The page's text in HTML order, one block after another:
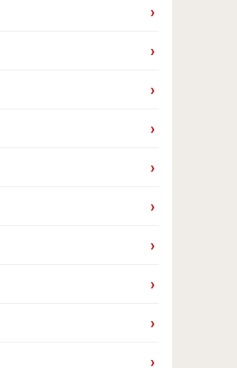
›
›
›
›
›
›
›
›
›
›